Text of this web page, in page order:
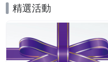
精選活動